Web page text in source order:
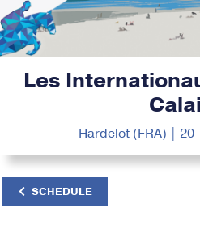
Les
Hardelot (FRA) | 20
SCHEDULE